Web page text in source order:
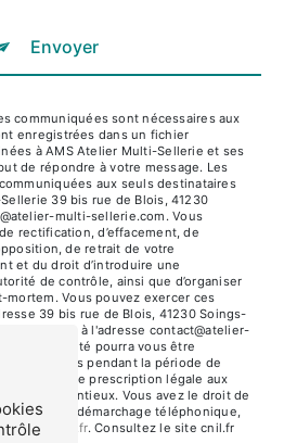
Envoyer
communiquées sont nécessaires aux
enregistrées dans un fichier
à AMS Atelier Multi-Sellerie et ses
de répondre à votre message. Les
aux seuls destinataires
39 bis rue de Blois, 41230
multi-sellerie.com. Vous
rectification, d’effacement, de
de retrait de votre
et du droit d’introduire une
de contrôle, ainsi que d’organiser
Vous pouvez exercer ces
39 bis rue de Blois, 41230 Soings-
à l'adresse contact@atelier-
d'identité pourra vous être
vos données pendant la période de
la durée de prescription légale aux
des contentieux. Vous avez le droit de
au démarchage téléphonique,
Bloctel.gouv.fr. Consultez le site cnil.fr